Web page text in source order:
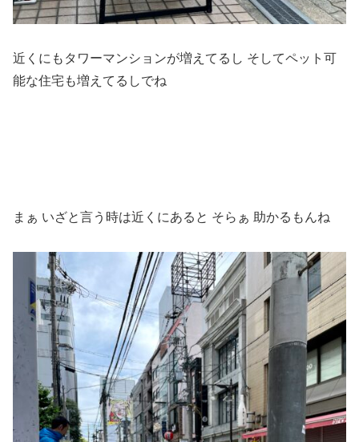
近くにもタワーマンションが増えてるし そしてペット可
能な住宅も増えてるしでね
まぁ いざと言う時は近くにあると そらぁ 助かるもんね